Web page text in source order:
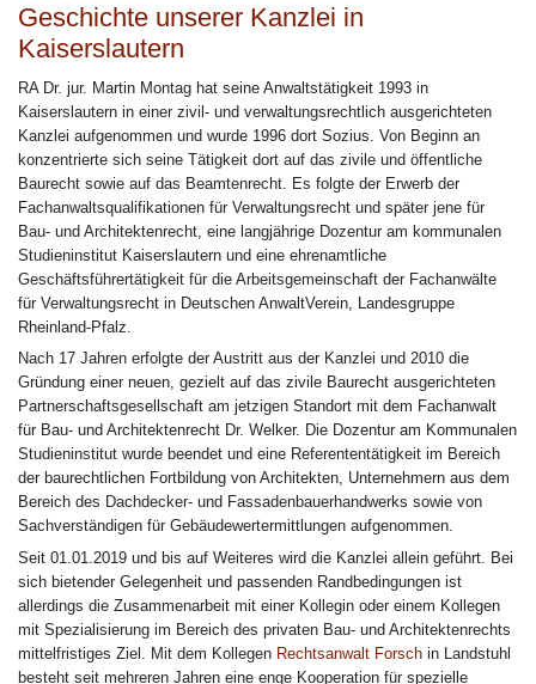
Geschichte unserer Kanzlei in
Kaiserslautern
RA Dr. jur. Martin Montag hat seine Anwaltstätigkeit 1993 in
Kaiserslautern in einer zivil- und verwaltungsrechtlich ausgerichteten
Kanzlei aufgenommen und wurde 1996 dort Sozius. Von Beginn an
konzentrierte sich seine Tätigkeit dort auf das zivile und öffentliche
Baurecht sowie auf das Beamtenrecht. Es folgte der Erwerb der
Fachanwaltsqualifikationen für Verwaltungsrecht und später jene für
Bau- und Architektenrecht, eine langjährige Dozentur am kommunalen
Studieninstitut Kaiserslautern und eine ehrenamtliche
Geschäftsführertätigkeit für die Arbeitsgemeinschaft der Fachanwälte
für Verwaltungsrecht in Deutschen AnwaltVerein, Landesgruppe
Rheinland-Pfalz.
Nach 17 Jahren erfolgte der Austritt aus der Kanzlei und 2010 die
Gründung einer neuen, gezielt auf das zivile Baurecht ausgerichteten
Partnerschaftsgesellschaft am jetzigen Standort mit dem Fachanwalt
für Bau- und Architektenrecht Dr. Welker. Die Dozentur am Kommunalen
Studieninstitut wurde beendet und eine Referententätigkeit im Bereich
der baurechtlichen Fortbildung von Architekten, Unternehmern aus dem
Bereich des Dachdecker- und Fassadenbauerhandwerks sowie von
Sachverständigen für Gebäudewertermittlungen aufgenommen.
Seit 01.01.2019 und bis auf Weiteres wird die Kanzlei allein geführt. Bei
sich bietender Gelegenheit und passenden Randbedingungen ist
allerdings die Zusammenarbeit mit einer Kollegin oder einem Kollegen
mit Spezialisierung im Bereich des privaten Bau- und Architektenrechts
mittelfristiges Ziel. Mit dem Kollegen Rechtsanwalt Forsch in Landstuhl
besteht seit mehreren Jahren eine enge Kooperation für spezielle